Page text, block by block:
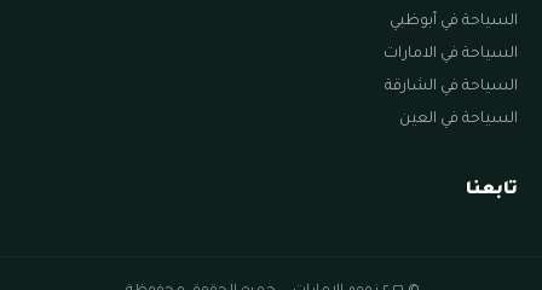
السياحة في أبوظبي
السياحة في الامارات
السياحة في الشارقة
السياحة في العين
تابعنا